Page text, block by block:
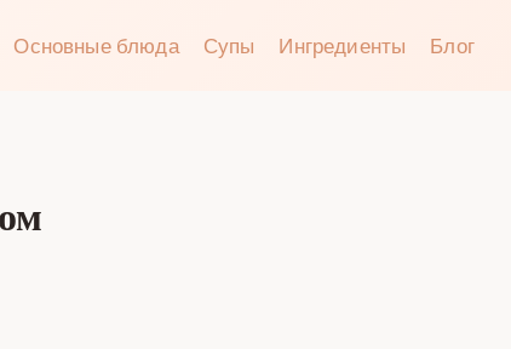
Основные блюда Супы Ингредиенты Блог